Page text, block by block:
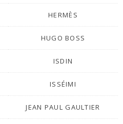
HERMÈS
HUGO BOSS
ISDIN
ISSÉIMI
JEAN PAUL GAULTIER